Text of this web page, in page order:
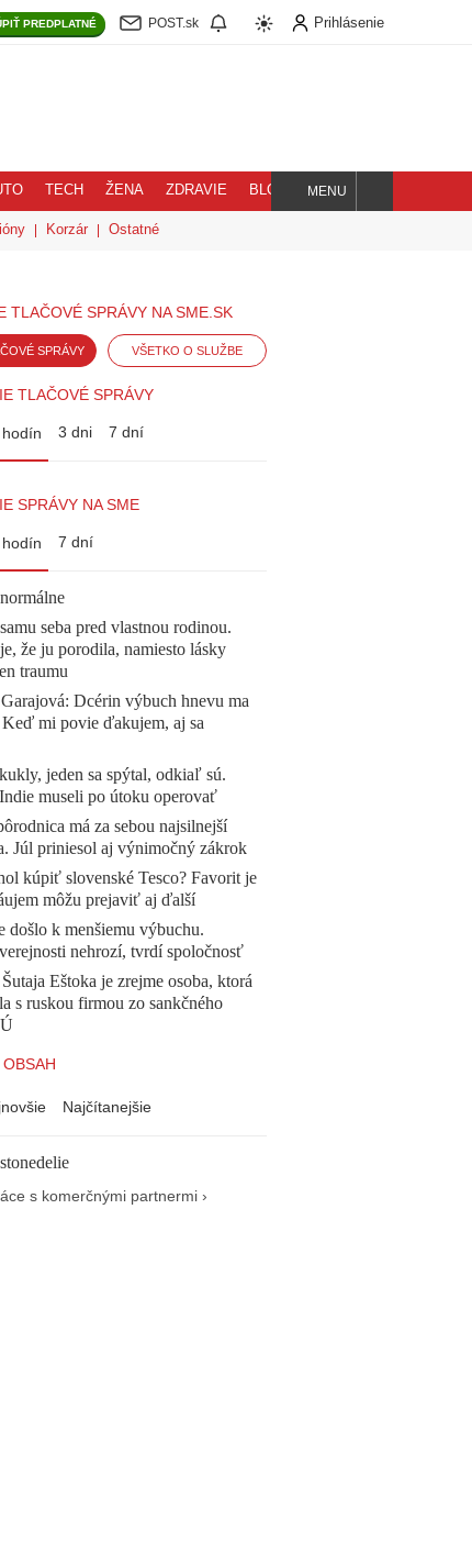
PREDPLATNÉ POST.sk Prihlásenie
TECH ŽENA ZDRAVIE BLOG
Hľadaj
MENU
Korzár Ostatné
TLAČOVÉ SPRÁVY NA SME.SK
SPRÁVY VŠETKO O SLUŽBE
TLAČOVÉ SPRÁVY
3 dni 7 dní
SPRÁVY NA SME
7 dní
seba pred vlastnou rodinou.
že ju porodila, namiesto lásky
traumu
Dcérin výbuch hnevu ma
mi povie ďakujem, aj sa
jeden sa spýtal, odkiaľ sú.
museli po útoku operovať
má za sebou najsilnejší
Júl priniesol aj výnimočný zákrok
kúpiť slovenské Tesco? Favorit je
môžu prejaviť aj ďalší
došlo k menšiemu výbuchu.
nehrozí, tvrdí spoločnosť
Eštoka je zrejme osoba, ktorá
s ruskou firmou zo sankčného
Najčítanejšie
s komerčnými partnermi ›